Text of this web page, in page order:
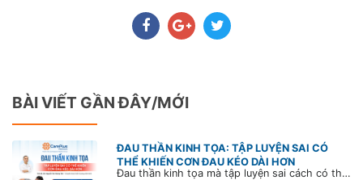
BÀI VIẾT GẦN ĐÂY/MỚI
ĐAU THẦN KINH TỌA: TẬP LUYỆN SAI CÓ
THỂ KHIẾN CƠN ĐAU KÉO DÀI HƠN
Đau thần kinh tọa mà tập luyện sai cách có thể khiến cơn đau trở nặng và kéo dài thời gian hồi phục. Tham khảo chia sẻ của Bác sĩ CarePlus để nắm các động tác cần tránh và có góc nhìn đúng về phương pháp điều trị phù hợp trong bài viết sau.